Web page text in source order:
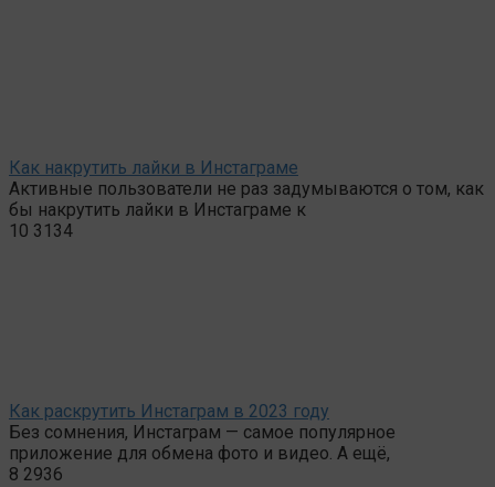
Как накрутить лайки в Инстаграме
Активные пользователи не раз задумываются о том, как
бы накрутить лайки в Инстаграме к
10 3134
Как раскрутить Инстаграм в 2023 году
Без сомнения, Инстаграм — самое популярное
приложение для обмена фото и видео. А ещё,
8 2936